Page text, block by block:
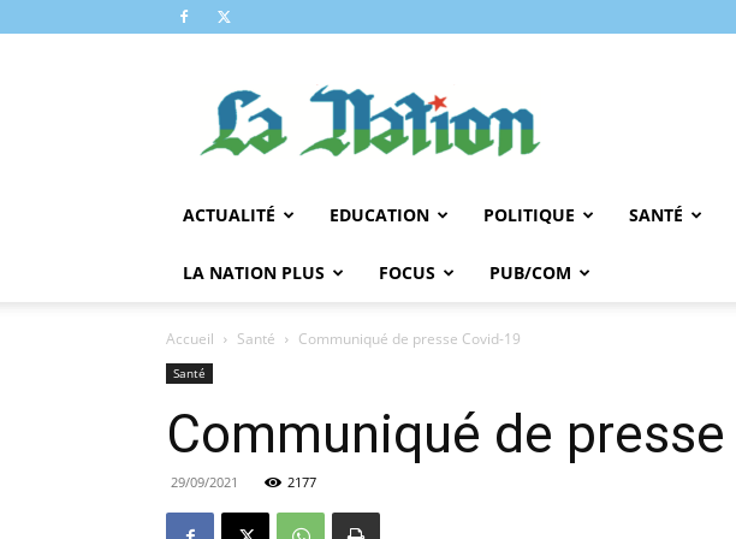
NATION
ACTUALITÉ EDUCATION POLITIQUE SANTÉ
LA NATION PLUS FOCUS PUB/COM
Accueil Santé Communiqué de presse Covid-19
Santé
Communiqué de
29/09/2021 2177